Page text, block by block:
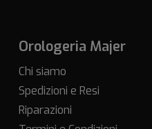
Orologeria Majer
Chi siamo
Spedizioni e Resi
Riparazioni